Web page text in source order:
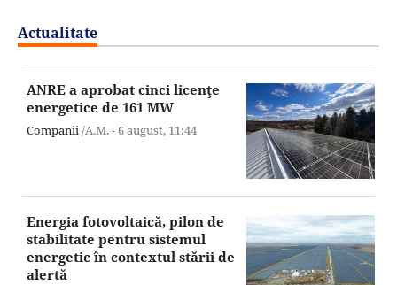
Actualitate
ANRE a aprobat cinci licenţe
energetice de 161 MW
Companii/A.M. -6 august, 11:44
Energia fotovoltaică, pilon de
stabilitate pentru sistemul
energetic în contextul stării de
alertă